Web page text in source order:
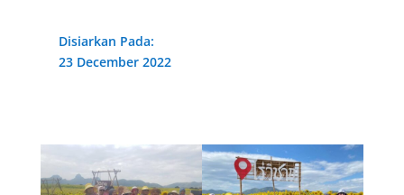
Disiarkan Pada:
23 December 2022